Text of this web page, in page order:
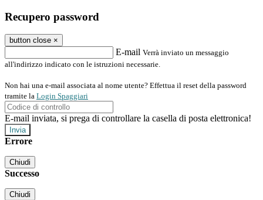
Recupero password
button close ×
E-mail Verrà inviato un messaggio
all'indirizzo indicato con le istruzioni necessarie.
Non hai una e-mail associata al nome utente? Effettua il reset della password
tramite la Login Spaggiari
E-mail inviata, si prega di controllare la casella di posta elettronica!
Errore
Chiudi
Successo
Chiudi